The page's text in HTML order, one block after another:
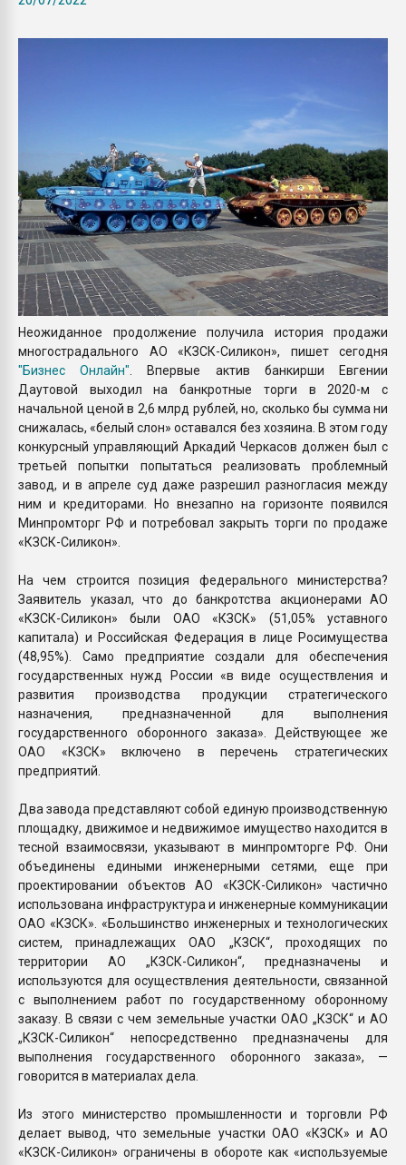
Неожиданное продолжение получила история продажи
многострадального АО «КЗСК-Силикон», пишет сегодня
"Бизнес Онлайн" . Впервые актив банкирши Евгении
Даутовой выходил на банкротные торги в 2020-м с
начальной ценой в 2,6 млрд рублей, но, сколько бы сумма ни
снижалась, «белый слон» оставался без хозяина. В этом году
конкурсный управляющий Аркадий Черкасов должен был с
третьей попытки попытаться реализовать проблемный
завод, и в апреле суд даже разрешил разногласия между
ним и кредиторами. Но внезапно на горизонте появился
Минпромторг РФ и потребовал закрыть торги по продаже
«КЗСК-Силикон».
На чем строится позиция федерального министерства?
Заявитель указал, что до банкротства акционерами АО
«КЗСК-Силикон» были ОАО «КЗСК» (51,05% уставного
капитала) и Российская Федерация в лице Росимущества
(48,95%). Само предприятие создали для обеспечения
государственных нужд России «в виде осуществления и
развития производства продукции стратегического
назначения, предназначенной для выполнения
государственного оборонного заказа». Действующее же
ОАО «КЗСК» включено в перечень стратегических
предприятий.
Два завода представляют собой единую производственную
площадку, движимое и недвижимое имущество находится в
тесной взаимосвязи, указывают в минпромторге РФ. Они
объединены едиными инженерными сетями, еще при
проектировании объектов АО «КЗСК-Силикон» частично
использована инфраструктура и инженерные коммуникации
ОАО «КЗСК». «Большинство инженерных и технологических
систем, принадлежащих ОАО „КЗСК“, проходящих по
территории АО „КЗСК-Силикон“, предназначены и
используются для осуществления деятельности, связанной
с выполнением работ по государственному оборонному
заказу. В связи с чем земельные участки ОАО „КЗСК“ и АО
„КЗСК-Силикон“ непосредственно предназначены для
выполнения государственного оборонного заказа», —
говорится в материалах дела.
Из этого министерство промышленности и торговли РФ
делает вывод, что земельные участки ОАО «КЗСК» и АО
«КЗСК-Силикон» ограничены в обороте как «используемые